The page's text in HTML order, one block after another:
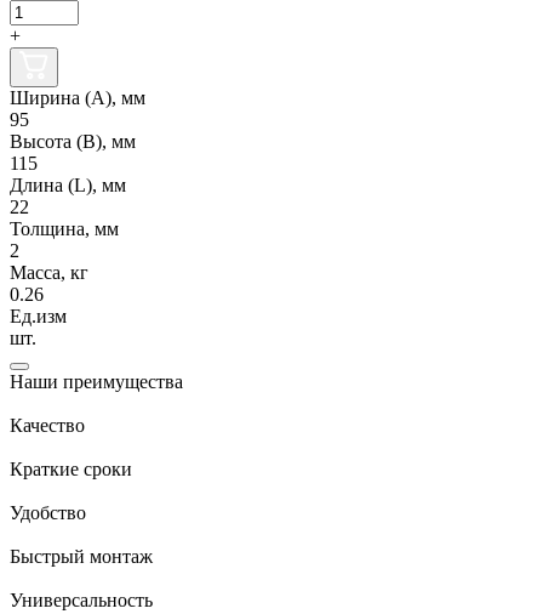
+
Ширина (А), мм
95
Высота (В), мм
115
Длина (L), мм
22
Толщина, мм
2
Масса, кг
0.26
Ед.изм
шт.
Наши преимущества
Качество
Краткие сроки
Удобство
Быстрый монтаж
Универсальность